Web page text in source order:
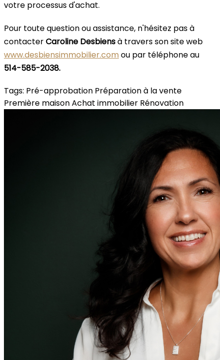
votre processus d'achat.
Pour toute question ou assistance, n'hésitez pas à
contacterCaroline Desbiensà travers son site web
www.desbiensimmobilier.comou par téléphone au
514-585-2038.
Tags: Pré-approbation Préparation à la vente
Première maisonAchat immobilier Rénovation